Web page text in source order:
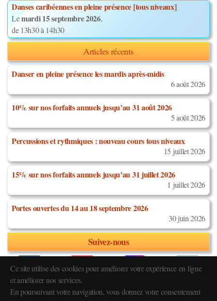
Danses caribéennes en pleine présence [tous niveaux]
Lemardi 15 septembre 2026,
de 13h30 à 14h30
Articles récents
Danser en pleine présence les mardis après-midis
6 août 2026
10% sur nos forfaits annuels jusqu’au 31 août 2026
5 août 2026
Percussions et rythmiques : nouveau cours tous niveaux
15 juillet 2026
15% sur nos forfaits annuels jusqu’au 31 juillet 2026
1 juillet 2026
Portes ouvertes du 14 au 18 septembre 2026
30 juin 2026
Suivez-nous
Réglement intérieur
Ce site utilise des cookies pour améliorer votre expérience en ligne
et améliorer nos services.
En poursuivant votre navigation, vous donnez votre consentement